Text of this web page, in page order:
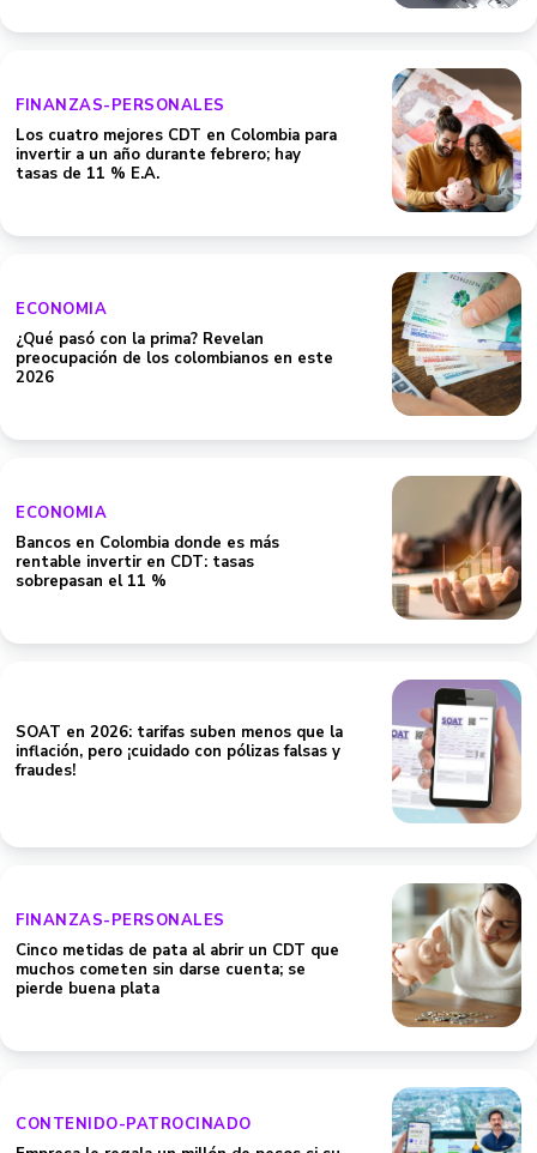
FINANZAS-PERSONALES
Los cuatro mejores CDT en Colombia para
invertir a un año durante febrero; hay
tasas de 11 % E.A.
ECONOMIA
¿Qué pasó con la prima? Revelan
preocupación de los colombianos en este
2026
ECONOMIA
Bancos en Colombia donde es más
rentable invertir en CDT: tasas
sobrepasan el 11 %
SOAT en 2026: tarifas suben menos que la
inflación, pero ¡cuidado con pólizas falsas y
fraudes!
FINANZAS-PERSONALES
Cinco metidas de pata al abrir un CDT que
muchos cometen sin darse cuenta; se
pierde buena plata
CONTENIDO-PATROCINADO